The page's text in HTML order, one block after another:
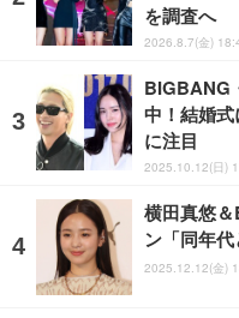
を調査へ
2026.8.7(金)
BIGBANG
中！結婚式
に注目
2025.10.12(日)
横田真悠
ン「同年
2025.12.12(金)